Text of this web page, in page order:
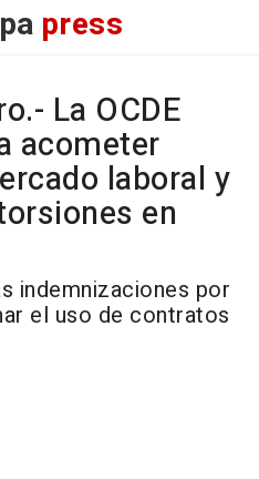
press
La OCDE
acometer
laboral y
en
indemnizaciones por
el uso de contratos